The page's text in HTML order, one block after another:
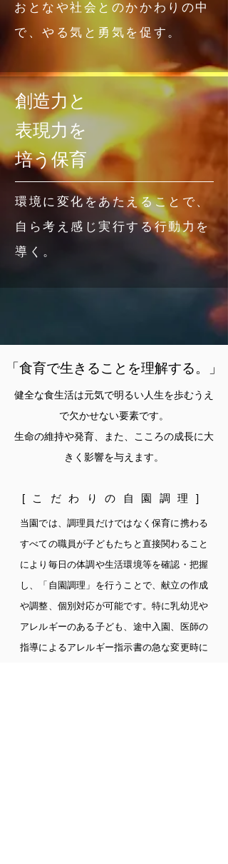
おとなや社会とのかかわりの中
で、やる気と勇気を促す。
創造力と
表現力を
培う保育
環境に変化をあたえることで、
自ら考え感じ実行する行動力を
導く。
「食育で生きることを理解する。」
健全な食生活は元気で明るい人生を歩むうえ
で欠かせない要素です。
生命の維持や発育、また、こころの成長に大
きく影響を与えます。
[こだわりの自園調理]
当園では、調理員だけではなく保育に携わる
すべての職員が子どもたちと直接関わること
により毎日の体調や生活環境等を確認・把握
し、
「自園調理」を行うことで、献立の作成
や調整、個別対応が可能です。 特に乳幼児や
アレルギーのある子ども、途中入園、 医師の
指導によるアレルギー指示書の急な変更時に